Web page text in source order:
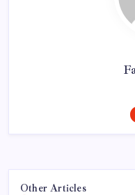
Other Articles